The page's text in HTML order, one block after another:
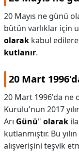
20 Mayıs ne günü
bütün varlıklar için
olarak kabul
kutlanır.
20 Mart
20 Mart 1996'da ne
Kurulu'nun 2017
Arı Günü" olarak
kutlanmıştır. Bu
alışverişini teşvik